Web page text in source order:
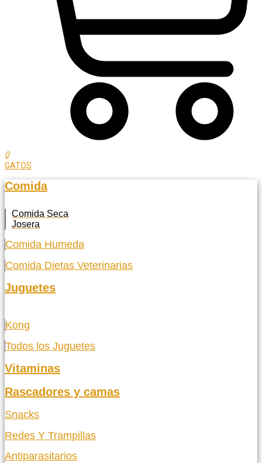
0
GATOS
Comida
Comida Seca
Josera
Comida Humeda
Comida Dietas Veterinarias
Juguetes
Kong
Todos los Juguetes
Vitaminas
Rascadores y camas
Snacks
Redes Y Trampillas
Antiparasitarios